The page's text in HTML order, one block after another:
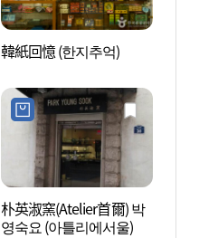
韓紙回憶 (한지추억)
朴英淑窯(Atelier首爾) 박
영숙요 (아틀리에서울)